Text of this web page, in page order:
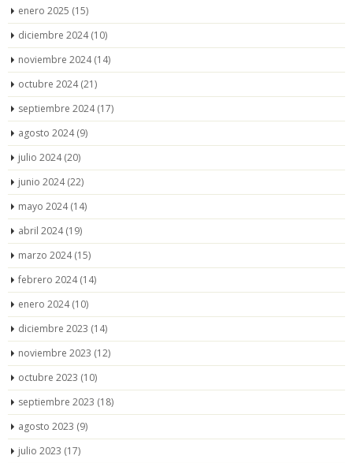
enero 2025 (15)
diciembre 2024(10)
noviembre 2024(14)
octubre 2024(21)
septiembre 2024(17)
agosto 2024(9)
julio 2024(20)
junio 2024(22)
mayo 2024(14)
abril 2024(19)
marzo 2024(15)
febrero 2024(14)
enero 2024(10)
diciembre 2023 (14)
noviembre 2023 (12)
octubre 2023 (10)
septiembre 2023 (18)
agosto 2023 (9)
julio 2023 (17)